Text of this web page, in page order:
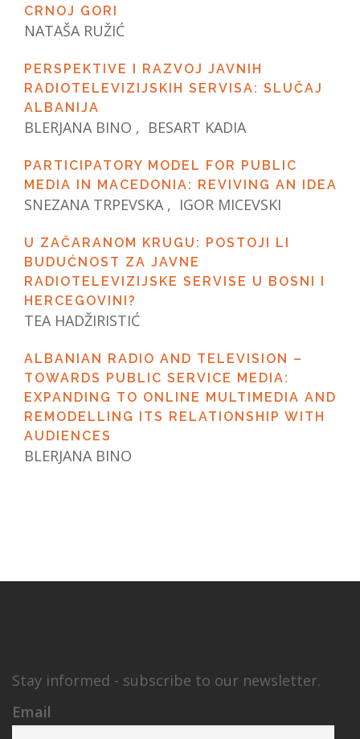
CRNOJ GORI
NATAŠA RUŽIĆ
PERSPEKTIVE I RAZVOJ JAVNIH
RADIOTELEVIZIJSKIH SERVISA: SLUČAJ
ALBANIJA
BLERJANA BINO , BESART KADIA
PARTICIPATORY MODEL FOR PUBLIC
MEDIA IN MACEDONIA: REVIVING AN IDEA
SNEZANA TRPEVSKA , IGOR MICEVSKI
U ZAČARANOM KRUGU: POSTOJI LI
BUDUĆNOST ZA JAVNE
RADIOTELEVIZIJSKE SERVISE U BOSNI I
HERCEGOVINI?
TEA HADŽIRISTIĆ
ALBANIAN RADIO AND TELEVISION –
TOWARDS PUBLIC SERVICE MEDIA:
EXPANDING TO ONLINE MULTIMEDIA AND
REMODELLING ITS RELATIONSHIP WITH
AUDIENCES
BLERJANA BINO
Stay informed - subscribe to our newsletter.
Email